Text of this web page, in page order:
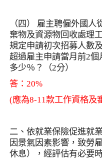
（四） 雇主聘僱外國人
棄物及資源物回收處理
規定申請初次招募人數
超過雇主申請當月前2個
多少％？（2分）
答： 20%
(應為8-11款工作資格及
二、依就業保險促進就
因景氣因素影響，致勞
休息），經評估有必要